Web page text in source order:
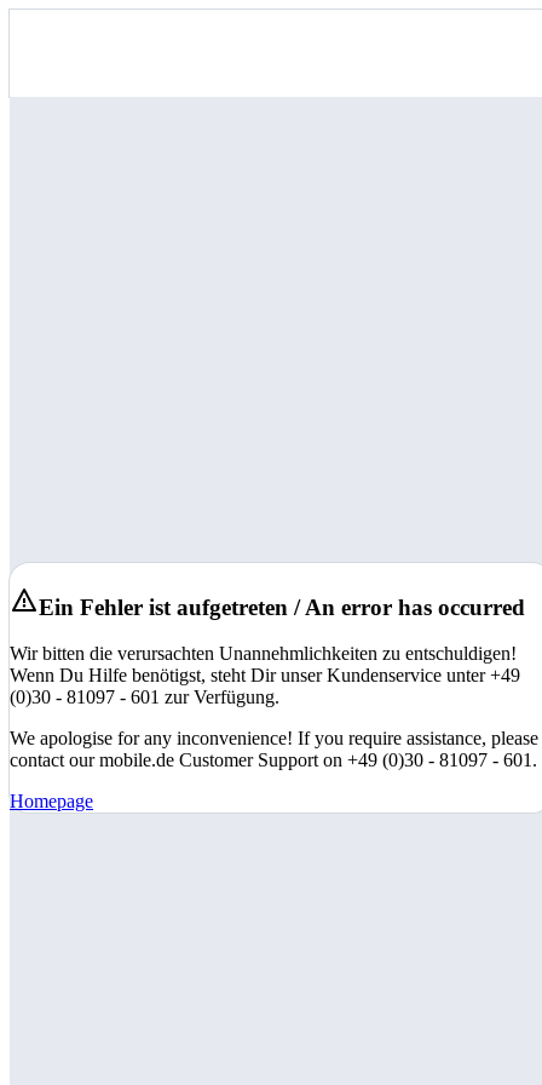
Ein Fehler ist aufgetreten / An error has occurred
Wir bitten die verursachten Unannehmlichkeiten zu entschuldigen!
Wenn Du Hilfe benötigst, steht Dir unser Kundenservice unter +49
(0)30 - 81097 - 601 zur Verfügung.
We apologise for any inconvenience! If you require assistance, please
contact our mobile.de Customer Support on +49 (0)30 - 81097 - 601.
Homepage